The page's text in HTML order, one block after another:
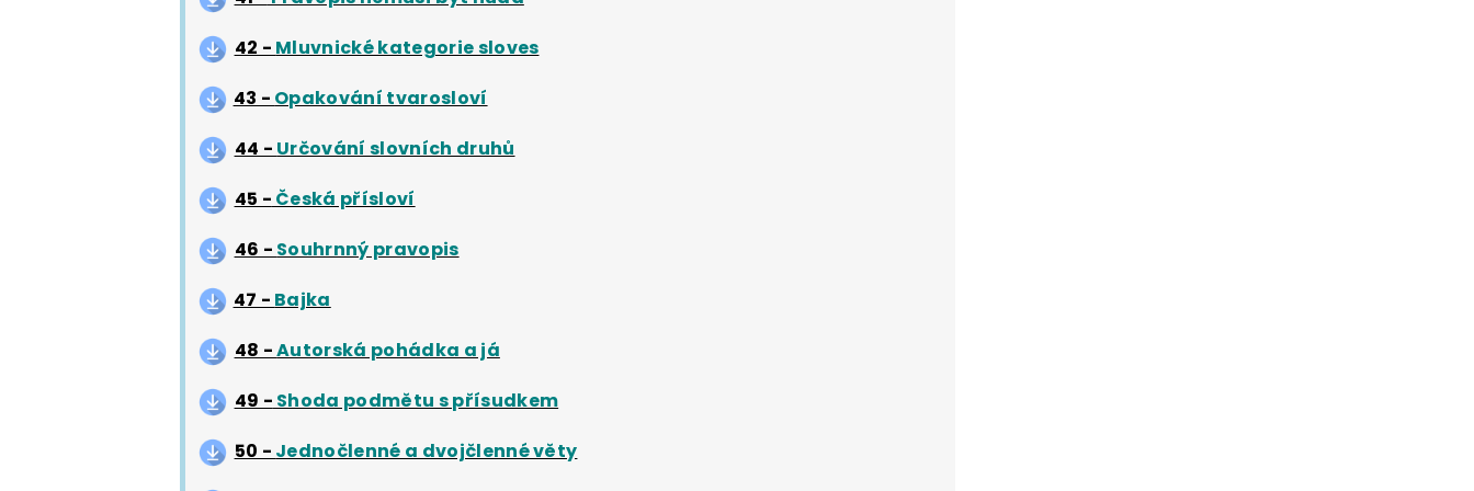
42 - Mluvnické kategorie sloves
43 - Opakování tvarosloví
44 - Určování slovních druhů
45 - Česká přísloví
46 - Souhrnný pravopis
47 - Bajka
48 -Autorská pohádka a já
49 - Shoda podmětu s přísudkem
50 - Jednočlenné a dvojčlenné věty